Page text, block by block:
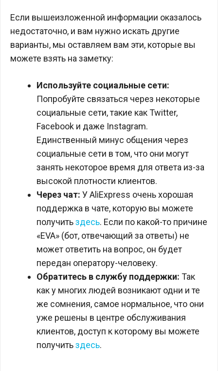
Если вышеизложенной информации оказалось
недостаточно, и вам нужно искать другие
варианты, мы оставляем вам эти, которые вы
можете взять на заметку:
Используйте социальные сети:
Попробуйте связаться через некоторые
социальные сети, такие как Twitter,
Facebook и даже Instagram.
Единственный минус общения через
социальные сети в том, что они могут
занять некоторое время для ответа из-за
высокой плотности клиентов.
Через чат: У AliExpress очень хорошая
поддержка в чате, которую вы можете
получитьздесь. Если по какой-то причине
«EVA» (бот, отвечающий за ответы) не
может ответить на вопрос, он будет
передан оператору-человеку.
Обратитесь в службу поддержки: Так
как у многих людей возникают одни и те
же сомнения, самое нормальное, что они
уже решены в центре обслуживания
клиентов, доступ к которому вы можете
получитьздесь.